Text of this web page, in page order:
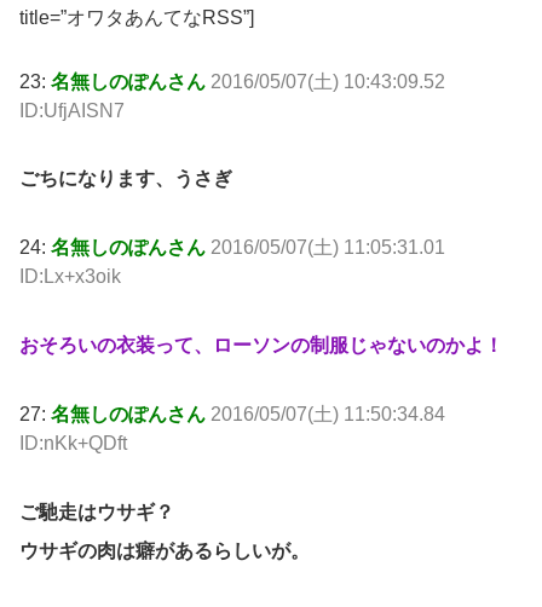
title=”オワタあんてなRSS”]
23: 名無しのぽんさん 2016/05/07(土) 10:43:09.52
ID:UfjAISN7
ごちになります、うさぎ
24: 名無しのぽんさん 2016/05/07(土) 11:05:31.01
ID:Lx+x3oik
おそろいの衣装って、ローソンの制服じゃないのかよ！
27: 名無しのぽんさん 2016/05/07(土) 11:50:34.84
ID:nKk+QDft
ご馳走はウサギ？
ウサギの肉は癖があるらしいが。